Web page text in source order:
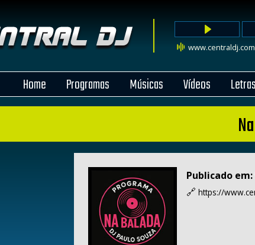
Home Programas Músicas Vídeos Letras
Publicado em:
🔗 https://